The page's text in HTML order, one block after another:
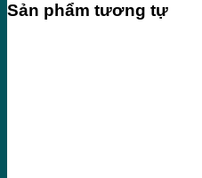
Sản phẩm tương tự